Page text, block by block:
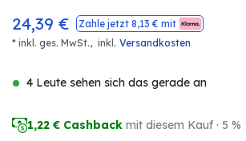
24,39 € Zahle jetzt 8,13 € mit
* inkl. ges. MwSt., inkl . Versandkosten
4 Leute sehen sich das gerade an
1,22 € Cashback mit diesem Kauf · 5 %